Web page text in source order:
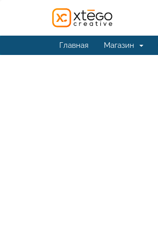
Главная Магазин